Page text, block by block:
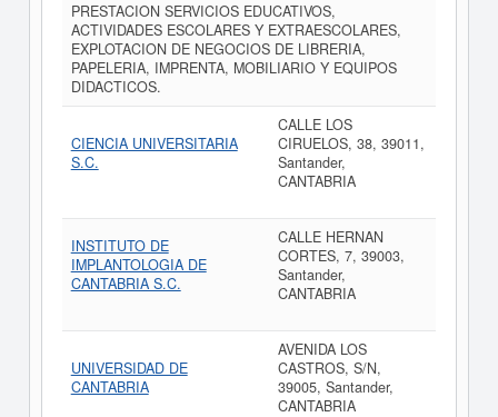
PRESTACION SERVICIOS EDUCATIVOS,
ACTIVIDADES ESCOLARES Y EXTRAESCOLARES,
EXPLOTACION DE NEGOCIOS DE LIBRERIA,
PAPELERIA, IMPRENTA, MOBILIARIO Y EQUIPOS
DIDACTICOS.
CIENCIA UNIVERSITARIA
S.C.
CALLE LOS
CIRUELOS, 38, 39011,
Santander,
CANTABRIA
INSTITUTO DE
IMPLANTOLOGIA DE
CANTABRIA S.C.
CALLE HERNAN
CORTES, 7, 39003,
Santander,
CANTABRIA
UNIVERSIDAD DE
CANTABRIA
AVENIDA LOS
CASTROS, S/N,
39005, Santander,
CANTABRIA